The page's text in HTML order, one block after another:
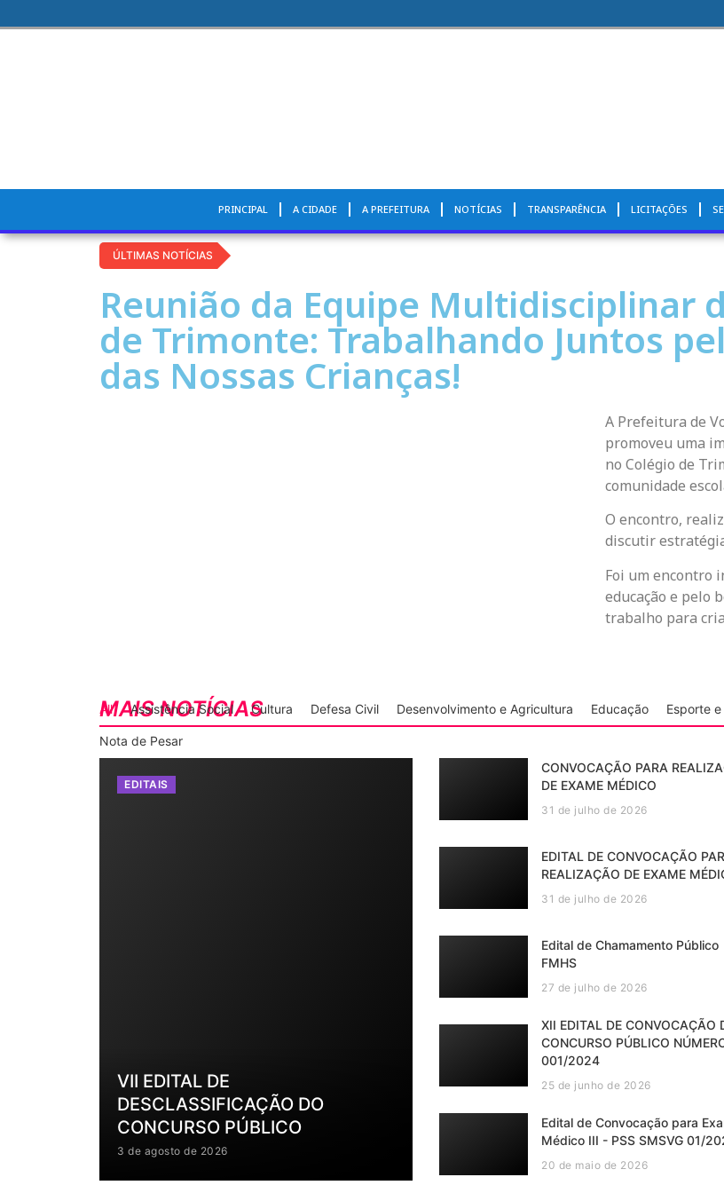
PRINCIPAL A CIDADE A PREFEITURA NOTÍCIAS TRANSPARÊNCIA LICITAÇÕES
ÚLTIMAS NOTÍCIAS
Reunião da Equipe Multidisciplinar
de Trimonte: Trabalhando Juntos
das Nossas Crianças!
A Prefeitura de
promoveu uma
no Colégio de
comunidade
O encontro,
discutir
Foi um encontro
educação e pelo
trabalho para
MAIS NOTÍCIAS
All Assistência Social Cultura Defesa Civil Desenvolvimento e Agricultura Educação Esporte
Nota de Pesar
EDITAIS
VII EDITAL DE
DESCLASSIFICAÇÃO DO
CONCURSO PÚBLICO
3 de agosto de 2026
CONVOCAÇÃO PARA
DE EXAME MÉDICO
31 de julho de 2026
EDITAL DE CONVOCAÇÃO
REALIZAÇÃO DE EXAME
31 de julho de 2026
Edital de Chamamento Público
FMHS
27 de julho de 2026
XII EDITAL DE CONVOCAÇÃO
CONCURSO PÚBLICO
001/2024
25 de junho de 2026
Edital de Convocação para
Médico III - PSS SMSVG 01/
20 de maio de 2026